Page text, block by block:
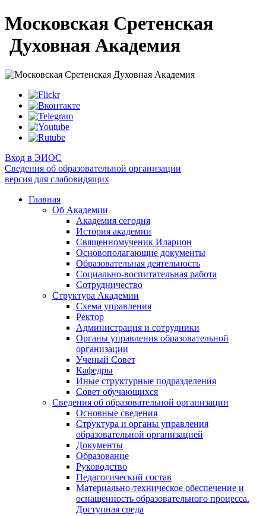
Московская Сретенская
Духовная Академия
Вход в ЭИОС
Сведения об образовательной организации
версия для слабовидящих
Главная
Об Академии
Академия сегодня
История академии
Священномученик Иларион
Основополагающие документы
Образовательная деятельность
Социально-воспитательная работа
Сотрудничество
Структура Академии
Схема управления
Ректор
Администрация и сотрудники
Органы управления образовательной
организации
Ученый Совет
Кафедры
Иные структурные подразделения
Совет обучающихся
Сведения об образовательной организации
Основные сведения
Структура и органы управления
образовательной организацией
Документы
Образование
Руководство
Педагогический состав
Материально-техническое обеспечение и
оснащённость образовательного процесса.
Доступная среда